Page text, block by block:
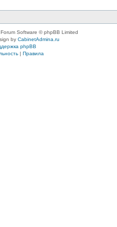
Software © phpBB Limited
by CabinetAdmina.ru
phpBB
| Правила